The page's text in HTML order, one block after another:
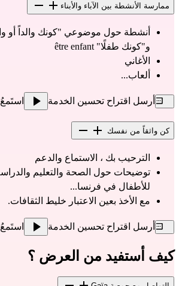
ممارسة الأنشطة بين الآباء والأبناء
و"كونك طفلًا" être enfant
الأغاني
ألعاب...
أرسل اقتراح تحسين الخدمة استَمعُ
كن واثقاً من نفسك
الترحيب بك ، الاستماع والدعم
للأطفال في فرنسا...
مع الأخذ بعين الاعتبار خليط الثقافات.
أرسل اقتراح تحسين الخدمة استَمعُ
كيف أستفيد من العرض ؟